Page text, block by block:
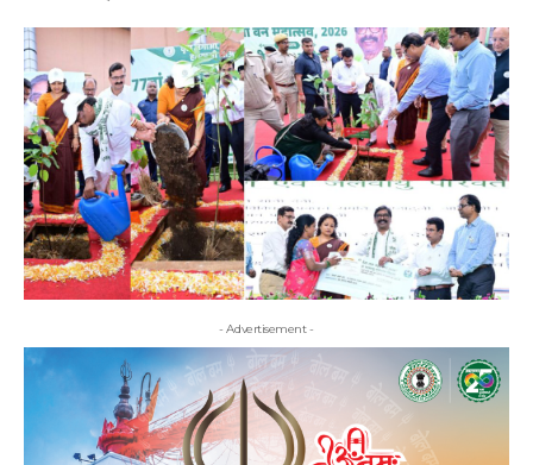
- Advertisement -